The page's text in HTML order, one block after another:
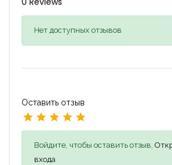
Нет доступных отзывов
Оставить отзыв
Войдите, чтобы оставить отзыв,
входа